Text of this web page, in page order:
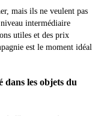
mais ils ne veulent pas
intermédiaire
utiles et des prix
est le moment idéal
dans les objets du